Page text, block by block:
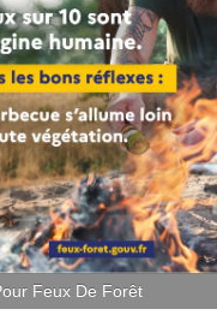
Feux De Forêt